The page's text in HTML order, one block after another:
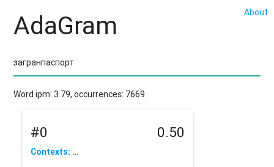
About
AdaGram
Word ipm: 3.79, occurrences: 7669.
#0 0.50
Contexts: …